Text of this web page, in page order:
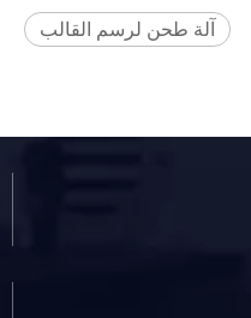
آلة طحن لرسم القالب